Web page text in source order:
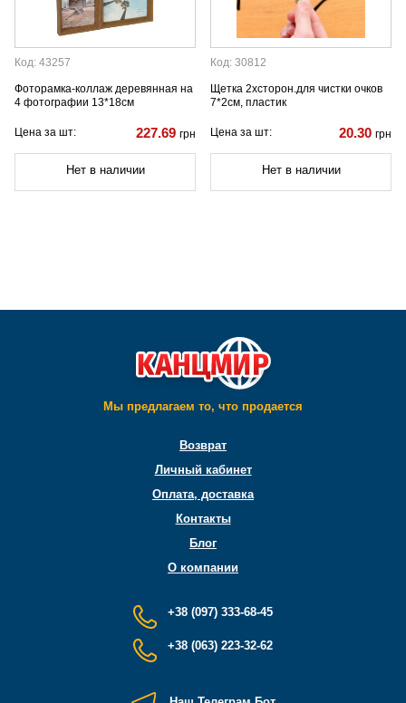
Код: 43257
Фоторамка-коллаж деревянная на
4 фотографии 13*18см
Цена за шт: 227.69 грн
Нет в наличии
Код: 30812
Щетка 2хсторон.для чистки очков
7*2см, пластик
Цена за шт: 20.30 грн
Нет в наличии
Мы предлагаем то, что продается
Возврат
Личный кабинет
Оплата, доставка
Контакты
Блог
О компании
+38 (097) 333-68-45
+38 (063) 223-32-62